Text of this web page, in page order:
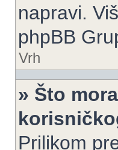
napravi.
phpBB
Vrh
» Što
Prilikom